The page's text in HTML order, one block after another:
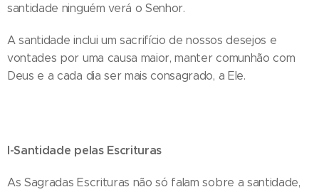
santidade ninguém verá o Senhor.
A santidade inclui um sacrifício de nossos desejos e
vontades por uma causa maior, manter comunhão com
Deus e a cada dia ser mais consagrado, a Ele.
I-Santidade pelas Escrituras
As Sagradas Escrituras não só falam sobre a santidade,